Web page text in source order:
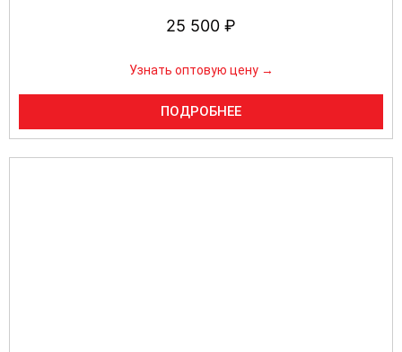
25 500 ₽
Узнать оптовую цену →
ПОДРОБНЕЕ